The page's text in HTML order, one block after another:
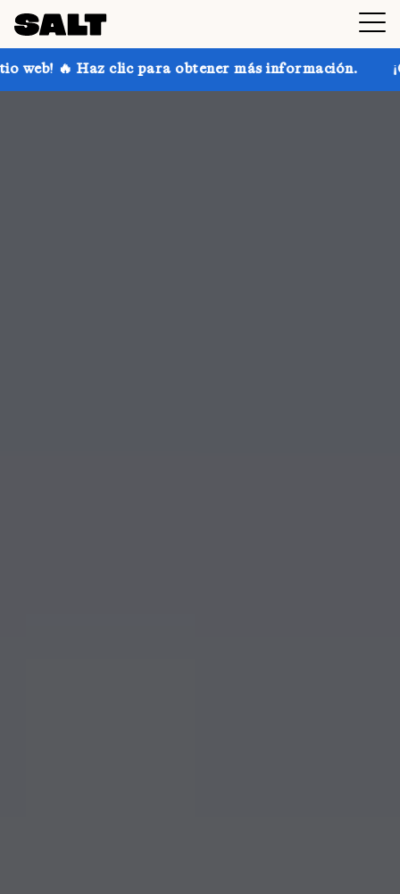
obtener más información. ¡Consigue hasta un